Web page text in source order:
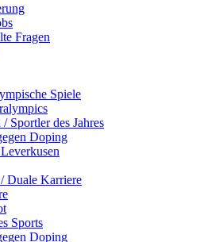
Fragen
Spiele
Sportler des Jahres
Doping
Duale Karriere
Sports
Doping